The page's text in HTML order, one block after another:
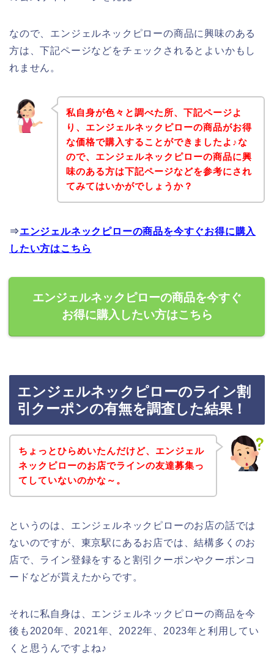
なので、エンジェルネックピローの商品に興味のある
方は、下記ページなどをチェックされるとよいかもし
れません。
私自身が色々と調べた所、下記ページよ
り、エンジェルネックピローの商品がお得
な価格で購入することができましたよ♪な
ので、エンジェルネックピローの商品に興
味のある方は下記ページなどを参考にされ
てみてはいかがでしょうか？
⇒エンジェルネックピローの商品を今すぐお得に購入
したい方はこちら
エンジェルネックピローの商品を今すぐ
お得に購入したい方はこちら
エンジェルネックピローのライン割
引クーポンの有無を調査した結果！
ちょっとひらめいたんだけど、エンジェル
ネックピローのお店でラインの友達募集っ
てしていないのかな～。
というのは、エンジェルネックピローのお店の話では
ないのですが、東京駅にあるお店では、結構多くのお
店で、ライン登録をすると割引クーポンやクーポンコ
ードなどが貰えたからです。
それに私自身は、エンジェルネックピローの商品を今
後も2020年、2021年、2022年、2023年と利用してい
くと思うんですよね♪